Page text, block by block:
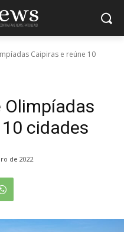
Caipiras e reúne 10
Olimpíadas
cidades
de 2022